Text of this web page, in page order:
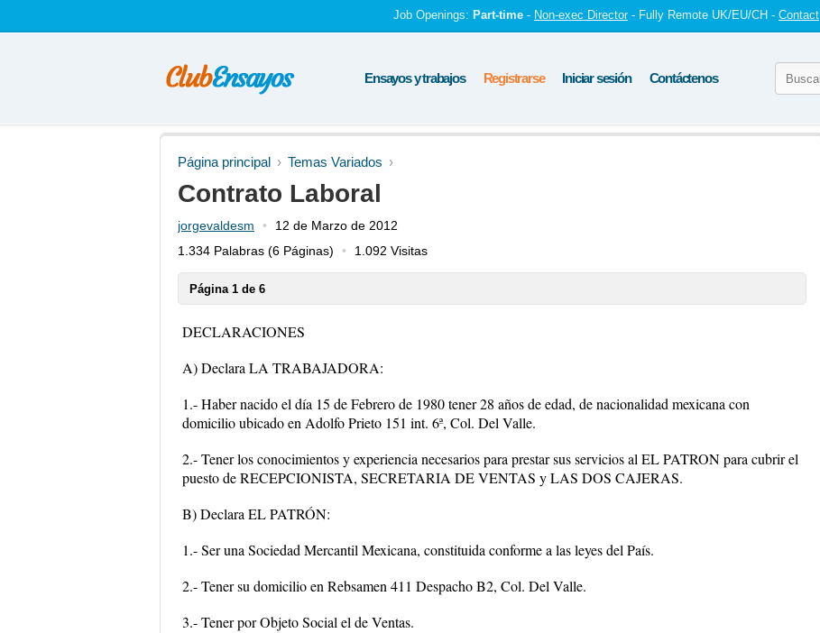
Job Openings: Part-time - Non-exec Director - Fully Remote UK/EU/CH - Contact
Ensayos y trabajos Registrarse Iniciar sesión Contáctenos
Página principal Temas Variados
Contrato Laboral
jorgevaldesm
12 de Marzo de 2012
1.334 Palabras (6 Páginas) 1.092 Visitas
Página 1 de 6
DECLARACIONES
A) Declara LA TRABAJADORA:
1.- Haber nacido el día 15 de Febrero de 1980 tener 28 años de edad, de nacionalidad mexicana con
domicilio ubicado en Adolfo Prieto 151 int. 6ª, Col. Del Valle.
2.- Tener los conocimientos y experiencia necesarios para prestar sus servicios al EL PATRON para cubrir el
puesto de RECEPCIONISTA, SECRETARIA DE VENTAS y LAS DOS CAJERAS.
B) Declara EL PATRÓN:
1.- Ser una Sociedad Mercantil Mexicana, constituida conforme a las leyes del País.
2.- Tener su domicilio en Rebsamen 411 Despacho B2, Col. Del Valle.
3.- Tener por Objeto Social el de Ventas.